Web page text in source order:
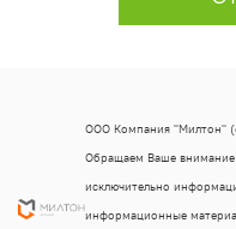
ООО Компания "Милтон"
Обращаем Ваше внимание
исключительно
информационные